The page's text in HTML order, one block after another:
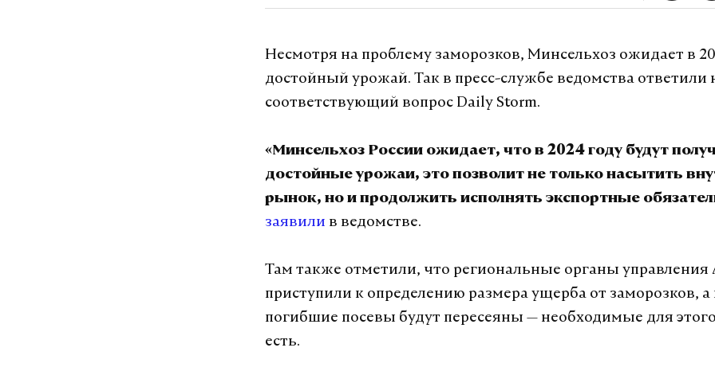
Несмотря на проблему заморозков, Минсельхоз ожидает в
достойный урожай. Так в пресс-службе ведомства ответили
соответствующий вопрос Daily Storm.
«Минсельхоз России ожидает, что в 2024 году будут
достойные урожаи, это позволит не только насытить
рынок, но и продолжить исполнять экспортные
заявили в ведомстве.
Там также отметили, что региональные органы
приступили к определению размера ущерба от заморозков, а
погибшие посевы будут пересеяны — необходимые для
есть.